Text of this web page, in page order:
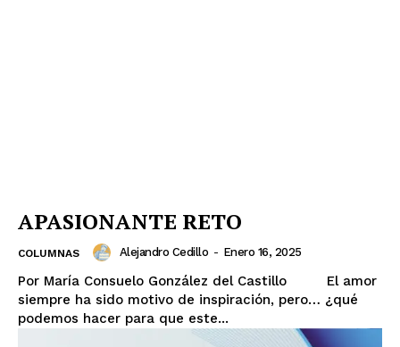
APASIONANTE RETO
COLUMNAS Alejandro Cedillo - Enero 16, 2025
Por María Consuelo González del Castillo El amor
siempre ha sido motivo de inspiración, pero… ¿qué
podemos hacer para que este...